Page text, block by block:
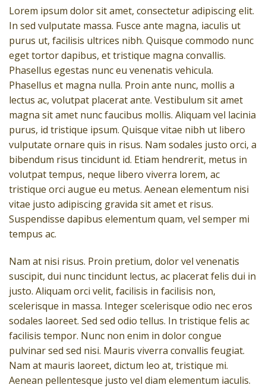
Lorem ipsum dolor sit amet, consectetur adipiscing elit.
In sed vulputate massa. Fusce ante magna, iaculis ut
purus ut, facilisis ultrices nibh. Quisque commodo nunc
eget tortor dapibus, et tristique magna convallis.
Phasellus egestas nunc eu venenatis vehicula.
Phasellus et magna nulla. Proin ante nunc, mollis a
lectus ac, volutpat placerat ante. Vestibulum sit amet
magna sit amet nunc faucibus mollis. Aliquam vel lacinia
purus, id tristique ipsum. Quisque vitae nibh ut libero
vulputate ornare quis in risus. Nam sodales justo orci, a
bibendum risus tincidunt id. Etiam hendrerit, metus in
volutpat tempus, neque libero viverra lorem, ac
tristique orci augue eu metus. Aenean elementum nisi
vitae justo adipiscing gravida sit amet et risus.
Suspendisse dapibus elementum quam, vel semper mi
tempus ac.
Nam at nisi risus. Proin pretium, dolor vel venenatis
suscipit, dui nunc tincidunt lectus, ac placerat felis dui in
justo. Aliquam orci velit, facilisis in facilisis non,
scelerisque in massa. Integer scelerisque odio nec eros
sodales laoreet. Sed sed odio tellus. In tristique felis ac
facilisis tempor. Nunc non enim in dolor congue
pulvinar sed sed nisi. Mauris viverra convallis feugiat.
Nam at mauris laoreet, dictum leo at, tristique mi.
Aenean pellentesque justo vel diam elementum iaculis.